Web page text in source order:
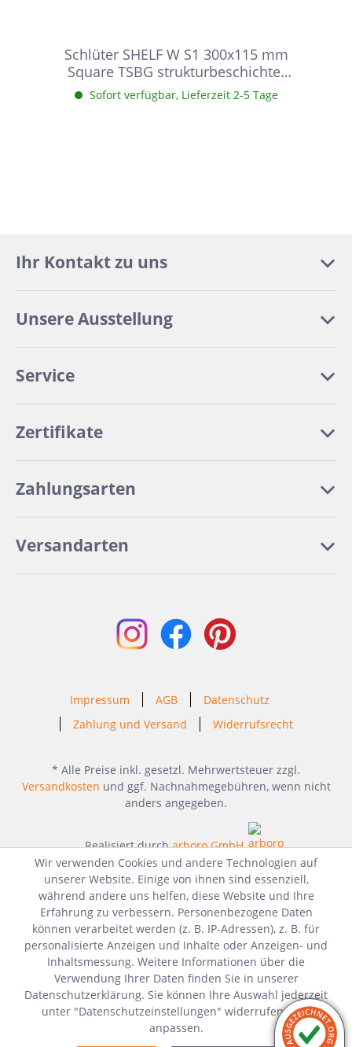
Schlüter SHELF W S1 300x115 mm
Square TSBG strukturbeschichtet
Beigegrau Duschablage
Sofort verfügbar, Lieferzeit 2-5 Tage
Ihr Kontakt zu uns
Unsere Ausstellung
Service
Zertifikate
Zahlungsarten
Versandarten
Impressum AGB
Datenschutz
Zahlung und Versand
Widerrufsrecht
* Alle Preise inkl. gesetzl. Mehrwertsteuer zzgl.
Versandkosten und ggf. Nachnahmegebühren, wenn nicht
anders angegeben.
Realisiert durcharboro GmbH
Wir verwenden Cookies und andere Technologien auf
unserer Website. Einige von ihnen sind essenziell,
während andere uns helfen, diese Website und Ihre
Erfahrung zu verbessern. Personenbezogene Daten
können verarbeitet werden (z. B. IP-Adressen), z. B. für
personalisierte Anzeigen und Inhalte oder Anzeigen- und
Inhaltsmessung. Weitere Informationen über die
Verwendung Ihrer Daten finden Sie in unserer
Datenschutzerklärung. Sie können Ihre Auswahl jederzeit
unter "Datenschutzeinstellungen" widerrufen oder
anpassen.